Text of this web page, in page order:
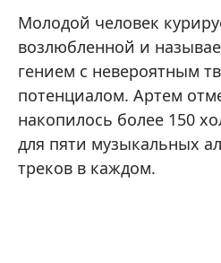
Молодой человек
возлюбленной и
гением с невероятным
потенциалом. Артем
накопилось более 150
для пяти музыкальных
треков в каждом.